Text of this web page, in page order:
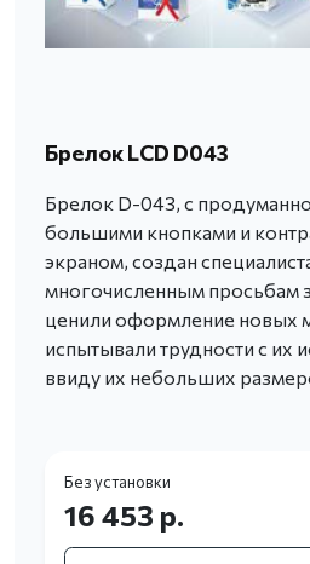
Брелок LCD D043
Брелок D-043, с
большими кнопками и
экраном, создан
многочисленным просьбам
ценили оформление новых
испытывали трудности с их
ввиду их небольших
Без установки
16 453 р.